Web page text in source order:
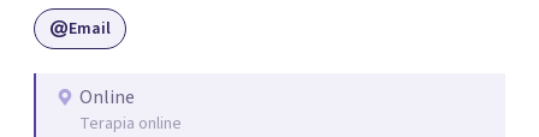
Email
Online
Terapia online